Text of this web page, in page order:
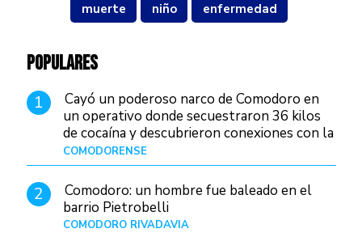
muerte niño enfermedad
POPULARES
1
Cayó un poderoso narco de Comodoro en
un operativo donde secuestraron 36 kilos
de cocaína y descubrieron conexiones con la
Patagonia
COMODORENSE
2
Comodoro: un hombre fue baleado en el
barrio Pietrobelli
COMODORO RIVADAVIA